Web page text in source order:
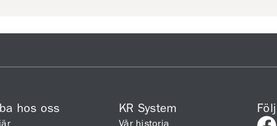
hos oss KR System
Vår historia